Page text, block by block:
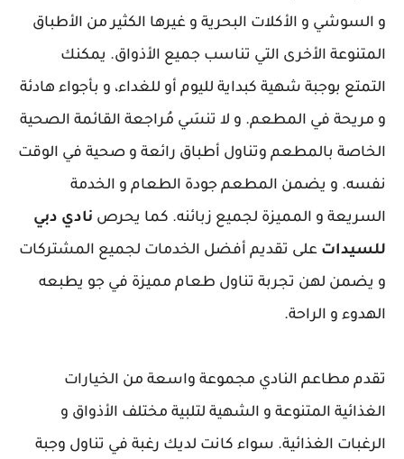
و السوشي و الأكلات البحرية و غيرها الكثير من الأطباق
المتنوعة الأخرى التي تناسب جميع الأذواق. يمكنك
التمتع بوجبة شهية كبداية لليوم أو للغداء، و بأجواء هادئة
و مريحة في المطعم. و لا تنسَي مُراجعة القائمة الصحية
الخاصة بالمطعم وتناول أطباق رائعة و صحية في الوقت
نفسه. و يضمن المطعم جودة الطعام و الخدمة
السريعة و المميزة لجميع زبائنه. كما يحرص نادي دبي
للسيدات على تقديم أفضل الخدمات لجميع المشتركات
و يضمن لهن تجربة تناول طعام مميزة في جو يطبعه
الهدوء و الراحة.
تقدم مطاعم النادي مجموعة واسعة من الخيارات
الغذائية المتنوعة و الشهية لتلبية مختلف الأذواق و
الرغبات الغذائية. سواء كانت لديك رغبة في تناول وجبة